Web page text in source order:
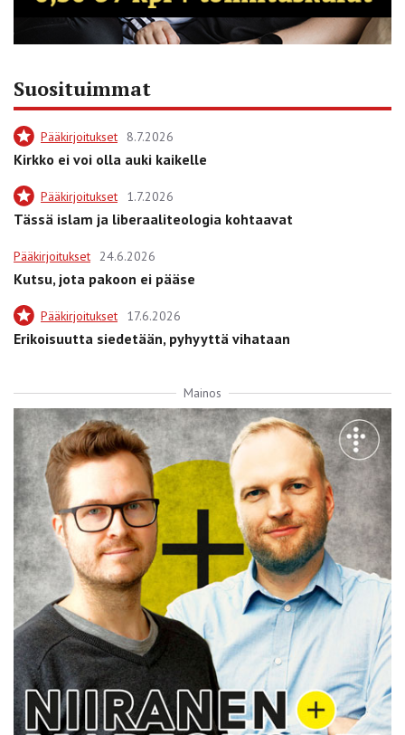
Suosituimmat
Pääkirjoitukset 8.7.2026
Kirkko ei voi olla auki kaikelle
Pääkirjoitukset 1.7.2026
Tässä islam ja liberaaliteologia kohtaavat
Pääkirjoitukset 24.6.2026
Kutsu, jota pakoon ei pääse
Pääkirjoitukset 17.6.2026
Erikoisuutta siedetään, pyhyyttä vihataan
Mainos